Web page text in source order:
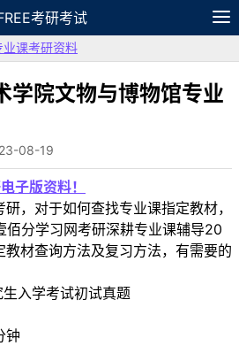
考研考试
APP
业课考研资料
院文物与博物馆专业
08-19
子版资料！
，对于如何查找专业课指定教材，
佰分学习网考研深耕专业课辅导20
材查询方法及复习方法，有需要的
入学考试初试真题
钟